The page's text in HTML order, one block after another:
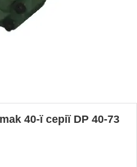
40-ї серії DP 40-73